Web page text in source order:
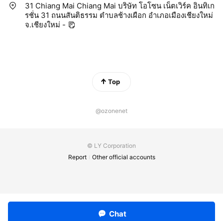
31 Chiang Mai Chiang Mai บริษัท โอโซน เน็ตเวิร์ค อินทิเก
รชั่น 31 ถนนสันติธรรม ตำบลช้างเผือก อำเภอเมืองเชียงใหม่
จ.เชียงใหม่ -
Top
@ozonenet
© LY Corporation
Report
Other official accounts
Chat